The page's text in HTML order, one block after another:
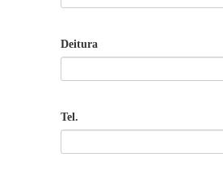
Deitura
Tel.